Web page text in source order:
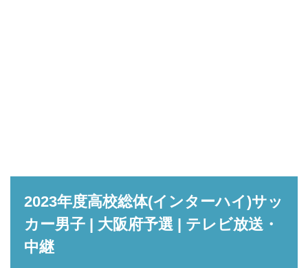
2023年度高校総体(インターハイ)サッ
カー男子 | 大阪府予選 | テレビ放送・
中継